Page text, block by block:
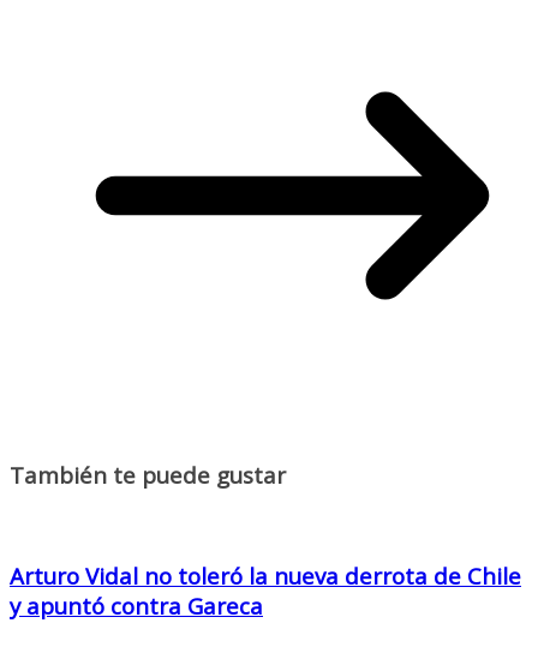
También te puede gustar
Arturo Vidal no toleró la nueva derrota de Chile
y apuntó contra Gareca